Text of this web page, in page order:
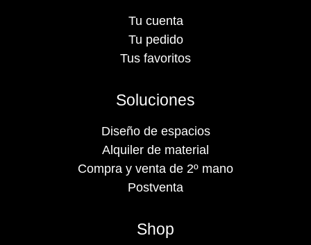
Tu cuenta
Tu pedido
Tus favoritos
Soluciones
Diseño de espacios
Alquiler de material
Compra y venta de 2º mano
Postventa
Shop